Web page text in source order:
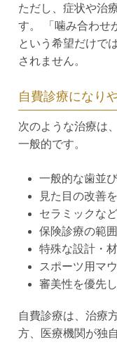
ただし、症状や治
す。 「噛み合わせ
という希望だけで
されません。
自費診療になり
次のような治療は
一般的です。
一般的な歯並
見た目の改善
セラミックな
保険診療の範
特殊な設計・
スポーツ用マ
審美性を優先
自費診療は、治療
方、医療機関が独